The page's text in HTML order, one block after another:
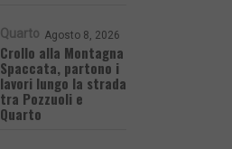
Quarto Agosto 8, 2026
Crollo alla Montagna
Spaccata, partono i
lavori lungo la strada
tra Pozzuoli e
Quarto